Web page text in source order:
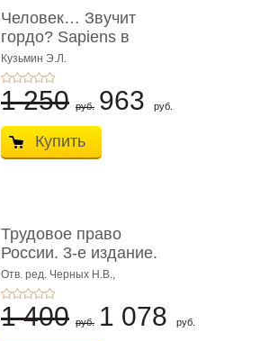
Человек… Звучит
гордо? Sapiens в
тенётах социума � ...
Кузьмин Э.Л.
1 250 руб. 963 руб.
Купить
Трудовое право
России. 3-е издание.
Учебник для ...
Отв. ред. Черных Н.В.,
Шестерякова И.В.
1 400 руб. 1 078 руб.